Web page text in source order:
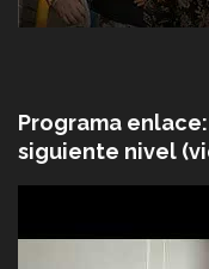
Programa
siguiente nivel